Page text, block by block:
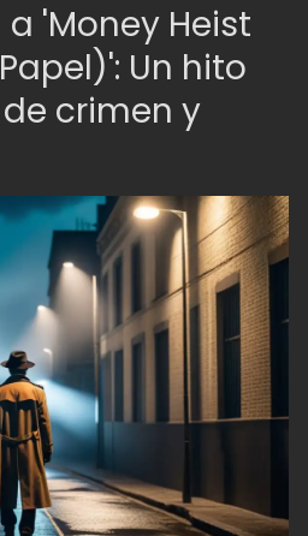
'Money Heist
Un hito
crimen y